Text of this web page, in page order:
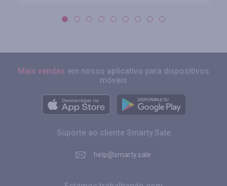
Mais vendas em nosso aplicativo para dispositivos
móveis
Suporte ao cliente Smarty.Sale
help@smarty.sale